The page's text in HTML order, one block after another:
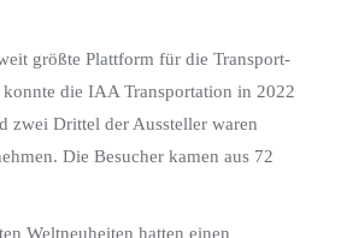
größte Plattform für die Transport-
die IAA Transportation in 2022
zwei Drittel der Aussteller waren
Die Besucher kamen aus 72
Weltneuheiten hatten einen